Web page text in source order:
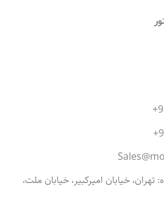
خیابان امیرکبیر، خیابان ملت،